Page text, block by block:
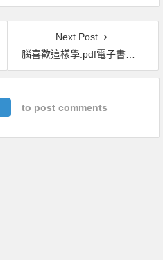
Next Post
腦喜歡這樣學.pdf電子書下載（芭芭拉 · 歐克莉 (Barbara Oakley) 著）：先認識自己的大腦，找到正確的思考路徑，就能專注、不拖延，提高記憶力，學會如何學習 (二版)
to post comments